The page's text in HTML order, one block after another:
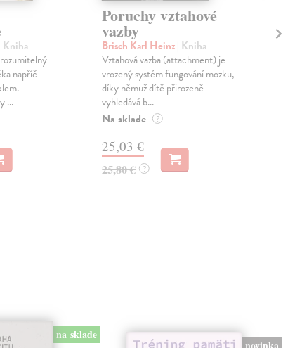
| Kniha
napříč
...
Poruchy vztahové
vazby
Brisch Karl Heinz| Kniha
Vztahová vazba (attachment) je
vrozený systém fungování mozku,
díky němuž dítě přirozeně
vyhledává b...
Na sklade ?
25,03 €
25,80 € ?
na sklade